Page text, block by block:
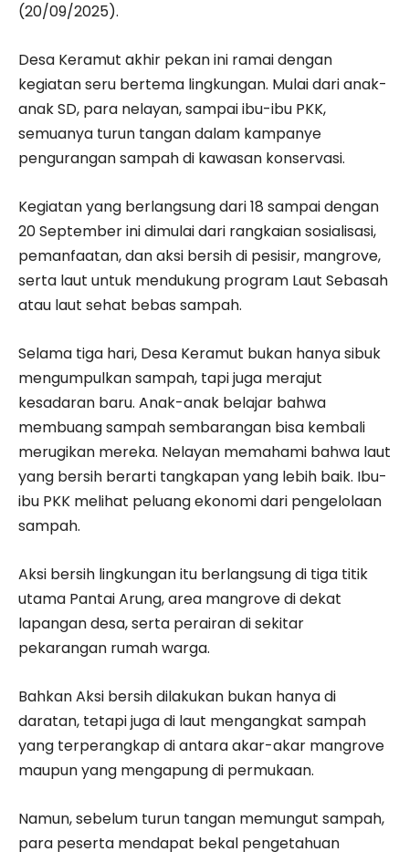
(20/09/2025).
Desa Keramut akhir pekan ini ramai dengan
kegiatan seru bertema lingkungan. Mulai dari anak-
anak SD, para nelayan, sampai ibu-ibu PKK,
semuanya turun tangan dalam kampanye
pengurangan sampah di kawasan konservasi.
Kegiatan yang berlangsung dari 18 sampai dengan
20 September ini dimulai dari rangkaian sosialisasi,
pemanfaatan, dan aksi bersih di pesisir, mangrove,
serta laut untuk mendukung program Laut Sebasah
atau laut sehat bebas sampah.
Selama tiga hari, Desa Keramut bukan hanya sibuk
mengumpulkan sampah, tapi juga merajut
kesadaran baru. Anak-anak belajar bahwa
membuang sampah sembarangan bisa kembali
merugikan mereka. Nelayan memahami bahwa laut
yang bersih berarti tangkapan yang lebih baik. Ibu-
ibu PKK melihat peluang ekonomi dari pengelolaan
sampah.
Aksi bersih lingkungan itu berlangsung di tiga titik
utama Pantai Arung, area mangrove di dekat
lapangan desa, serta perairan di sekitar
pekarangan rumah warga.
Bahkan Aksi bersih dilakukan bukan hanya di
daratan, tetapi juga di laut mengangkat sampah
yang terperangkap di antara akar-akar mangrove
maupun yang mengapung di permukaan.
Namun, sebelum turun tangan memungut sampah,
para peserta mendapat bekal pengetahuan